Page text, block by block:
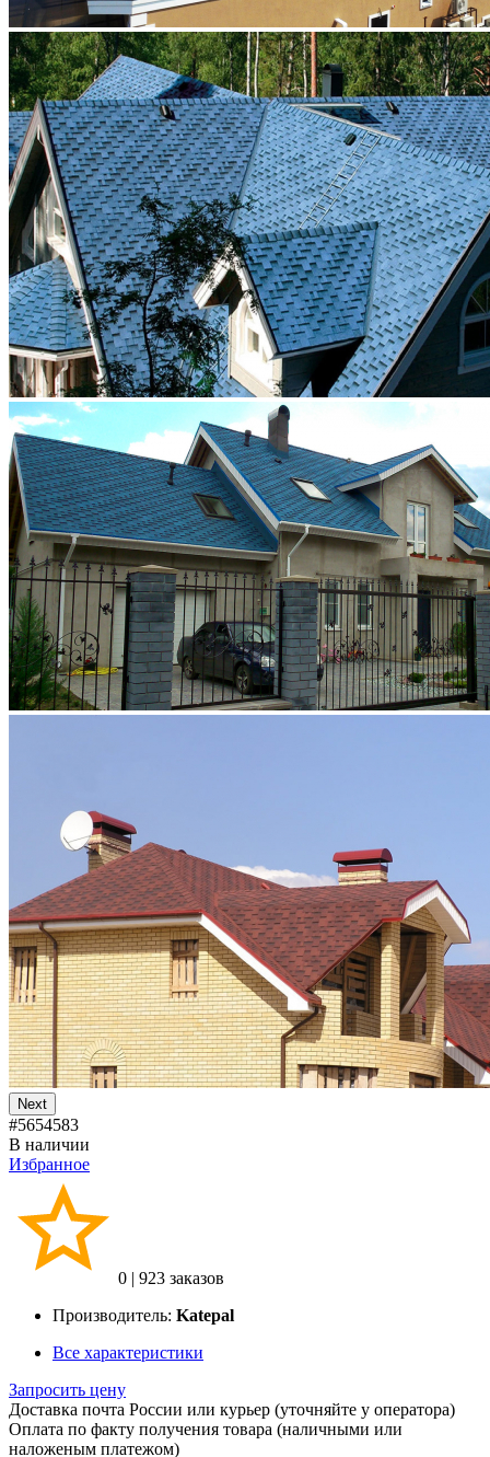
Next
#5654583
В наличии
Избранное
0 | 923 заказов
Производитель: Katepal
Все характеристики
Запросить цену
Доставка почта России или курьер (уточняйте у оператора)
Оплата по факту получения товара (наличными или
наложеным платежом)